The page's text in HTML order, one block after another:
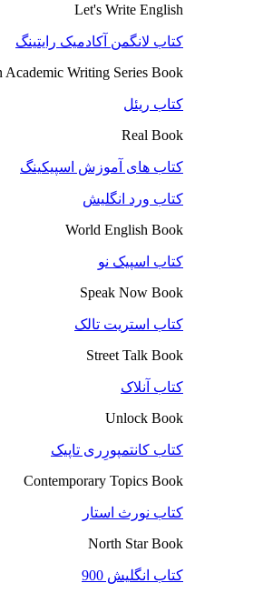
Let's Write English
کتاب لانگمن آکادمیک رایتینگ
Academic Writing Series Book
کتاب ریئل
Real Book
کتاب های آموزش اسپیکینگ
کتاب ورد انگلیش
World English Book
کتاب اسپیک نو
Speak Now Book
کتاب استریت تالک
Street Talk Book
کتاب آنلاک
Unlock Book
کتاب کانتمپورِری تاپیک
Contemporary Topics Book
کتاب نورث استار
North Star Book
کتاب انگلیش 900